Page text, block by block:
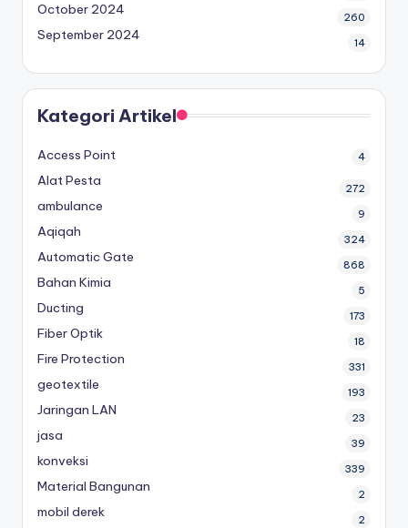
October 2024 260
September 2024 14
Kategori Artikel
Access Point 4
Alat Pesta 272
ambulance 9
Aqiqah 324
Automatic Gate 868
Bahan Kimia 5
Ducting 173
Fiber Optik 18
Fire Protection 331
geotextile 193
Jaringan LAN 23
jasa 39
konveksi 339
Material Bangunan 2
mobil derek 2